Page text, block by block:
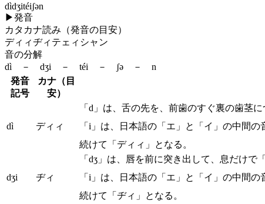
dìdʒitéiʃən
▶発音
カタカナ読み（発音の目安）
ディィヂィテェィシャン
音の分解
dì － dʒi － téi － ʃə － n
発音
記号
カナ（目
安）
dì ディィ
「d」は、舌の先を、前歯のすぐ裏の歯茎
「i」は、日本語の「エ」と「イ」の中間
続けて「ディィ」となる。
dʒi ヂィ
「dʒ」は、唇を前に突き出して、息だけで
「i」は、日本語の「エ」と「イ」の中間
続けて「ヂィ」となる。